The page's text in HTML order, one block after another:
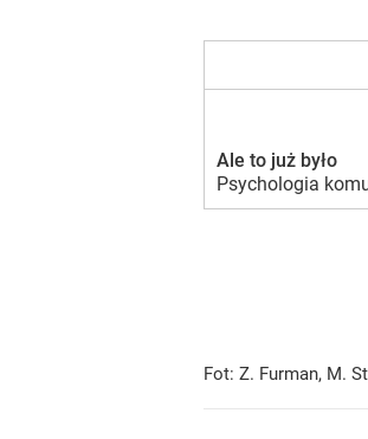
Ale to już było
Psychologia
Fot: Z. Furman, M.